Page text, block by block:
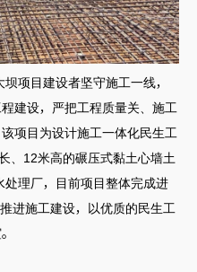
项目建设者坚守施工一线，
建设，严把工程质量关、施工
项目为设计施工一体化民生工
、12米高的碾压式黏土心墙土
理厂，目前项目整体完成进
进施工建设，以优质的民生工